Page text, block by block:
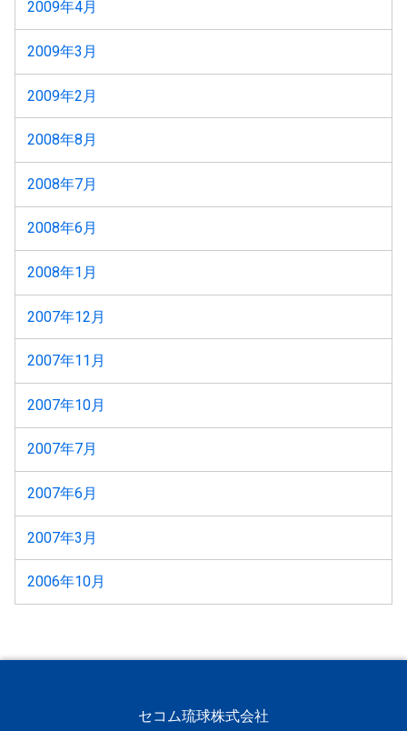
2009年4月
2009年3月
2009年2月
2008年8月
2008年7月
2008年6月
2008年1月
2007年12月
2007年11月
2007年10月
2007年7月
2007年6月
2007年3月
2006年10月
セコム琉球株式会社